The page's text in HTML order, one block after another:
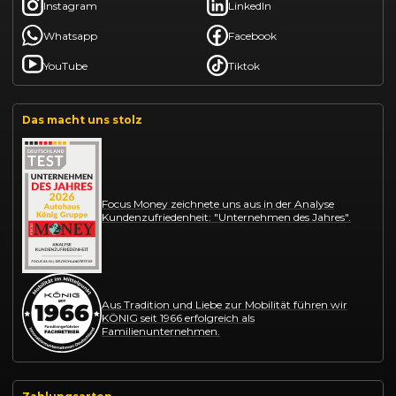
Instagram LinkedIn
Whatsapp Facebook
YouTube Tiktok
Das macht uns stolz
Focus Money zeichnete uns aus in der Analyse
Kundenzufriedenheit: "Unternehmen des Jahres".
Aus Tradition und Liebe zur Mobilität führen wir
KÖNIG seit 1966 erfolgreich als
Familienunternehmen.